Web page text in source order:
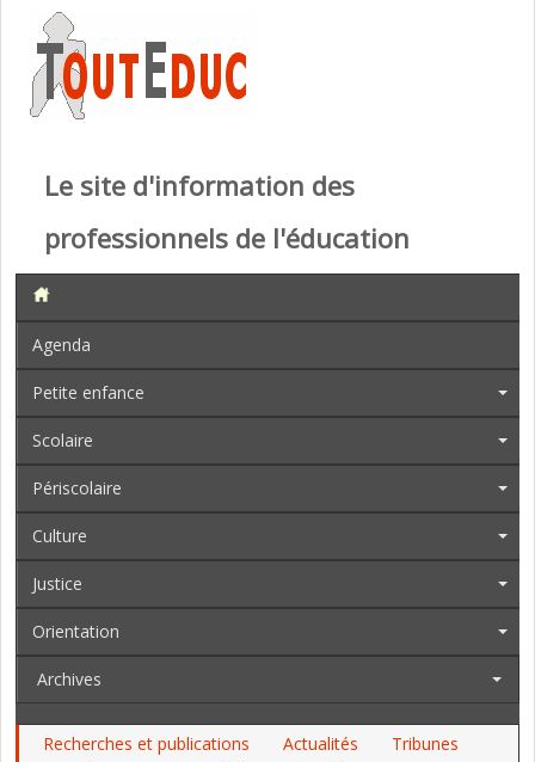
Le site d'information des
professionnels de l'éducation
Agenda
Petite enfance
Scolaire
Périscolaire
Culture
Justice
Orientation
Archives
Recherches et publications Actualités
Tribunes